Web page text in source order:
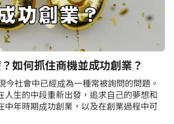
如何抓住商機並成功創業？
今社會中已經成為一種常被詢問的問題。
人生的中段重新出發，追求自己的夢想和
中年時期成功創業，以及在創業過程中可